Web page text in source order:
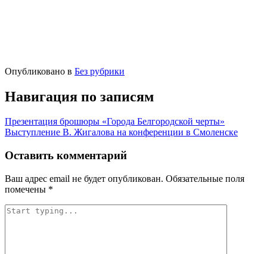
Опубликовано в Без рубрики
Навигация по записям
Презентация брошюры «Города Белгородской черты»
Выступление В. Жигалова на конференции в Смоленске
Оставить комментарий
Ваш адрес email не будет опубликован. Обязательные поля
помечены *